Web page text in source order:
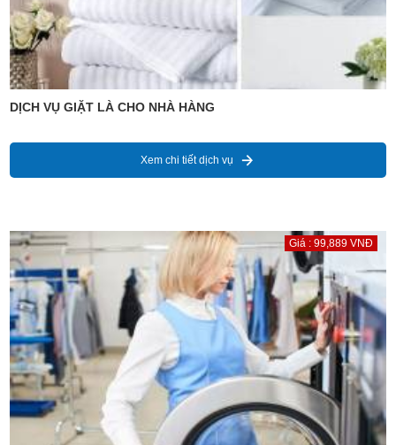
DỊCH VỤ GIẶT LÀ CHO NHÀ HÀNG
Xem chi tiết dịch vụ
Giá : 99,889 VNĐ